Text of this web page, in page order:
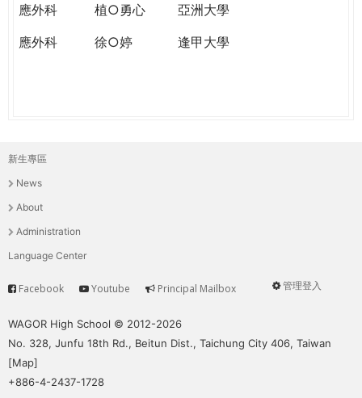
應外科
植○勇心
亞洲大學
應外科
徐○婷 逢甲大學
主
選
單
新生專區
News
About
Administration
Language Center
User
管理登入
Service
Facebook Youtube Principal Mailbox
WAGOR High School © 2012-2026
No. 328, Junfu 18th Rd., Beitun Dist., Taichung City 406, Taiwan
[Map]
+886-4-2437-1728